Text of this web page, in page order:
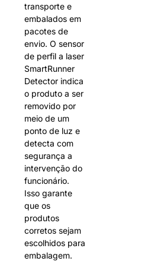
transporte e
embalados em
pacotes de
envio. O sensor
de perfil a laser
SmartRunner
Detector indica
o produto a ser
removido por
meio de um
ponto de luz e
detecta com
segurança a
intervenção do
funcionário.
Isso garante
que os
produtos
corretos sejam
escolhidos para
embalagem.